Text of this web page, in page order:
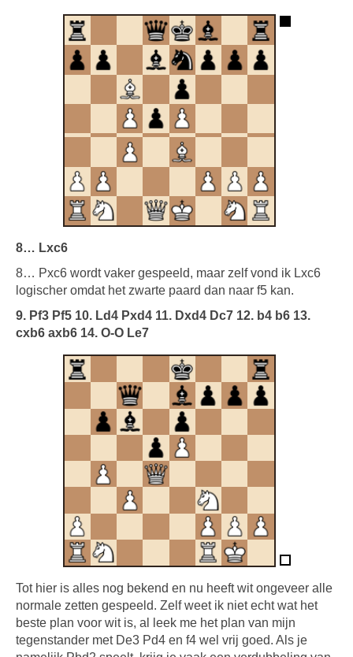
8… Lxc6
8… Pxc6 wordt vaker gespeeld, maar zelf vond ik Lxc6
logischer omdat het zwarte paard dan naar f5 kan.
9. Pf3 Pf5 10. Ld4 Pxd4 11. Dxd4 Dc7 12. b4 b6 13.
cxb6 axb6 14. O-O Le7
Tot hier is alles nog bekend en nu heeft wit ongeveer alle
normale zetten gespeeld. Zelf weet ik niet echt wat het
beste plan voor wit is, al leek me het plan van mijn
tegenstander met De3 Pd4 en f4 wel vrij goed. Als je